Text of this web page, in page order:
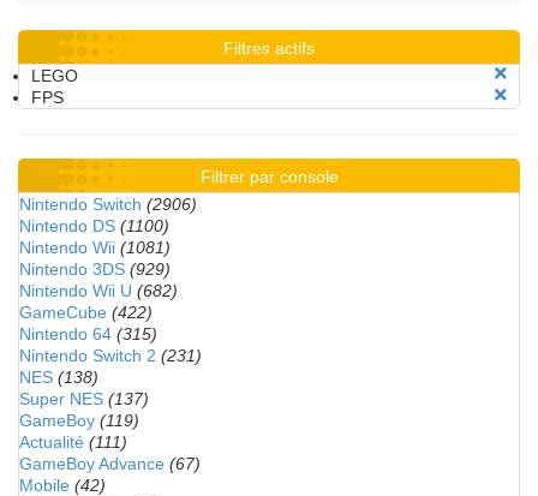
Filtres actifs
LEGO
FPS
Filtrer par console
Nintendo Switch (2906)
Nintendo DS (1100)
Nintendo Wii (1081)
Nintendo 3DS (929)
Nintendo Wii U (682)
GameCube (422)
Nintendo 64 (315)
Nintendo Switch 2 (231)
NES (138)
Super NES (137)
GameBoy (119)
Actualité (111)
GameBoy Advance (67)
Mobile (42)